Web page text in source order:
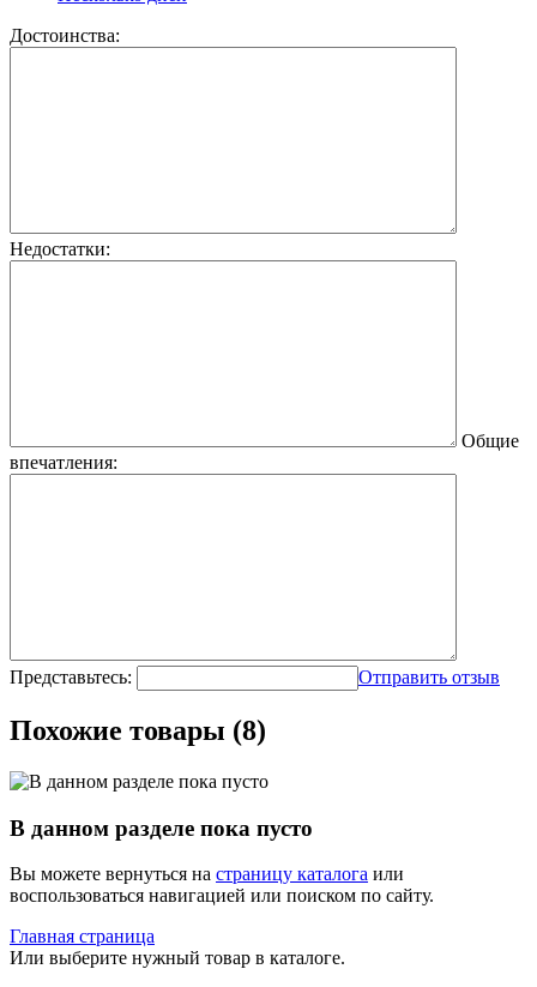
Достоинства:
Недостатки:
Общие
впечатления:
Представьтесь: Отправить отзыв
Похожие товары (8)
В данном разделе пока пусто
Вы можете вернуться на страницу каталога или
воспользоваться навигацией или поиском по сайту.
Главная страница
Или выберите нужный товар в каталоге.